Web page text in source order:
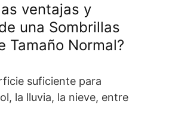
ventajas y
una Sombrillas
Tamaño Normal?
suficiente para
la lluvia, la nieve, entre